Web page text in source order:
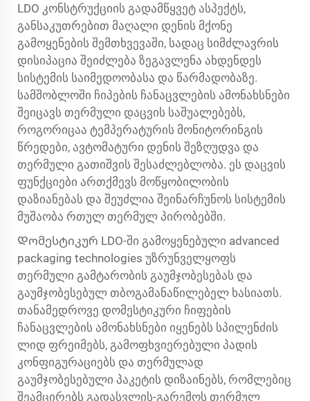
LDO კონსტრუქციის გადამწყვეტ ასპექტს,
განსაკუთრებით მაღალი დენის მქონე
გამოყენების შემთხვევაში, სადაც სიმძლავრის
დისიპაცია შეიძლება ზეგავლენა ახდენდეს
სისტემის საიმედოობასა და წარმადობაზე.
სამშობლოში ჩიპების ჩანაცვლების ამონახსნები
შეიცავს თერმული დაცვის საშუალებებს,
როგორიცაა ტემპერატურის მონიტორინგის
წრედები, ავტომატური დენის შეზღუდვა და
თერმული გათიშვის შესაძლებლობა. ეს დაცვის
ფუნქციები ართქმევს მოწყობილობის
დაზიანებას და შეუძლია შეინარჩუნოს სისტემის
მუშაობა რთულ თერმულ პირობებში.
Დომესტიკურ LDO-ში გამოყენებული advanced
packaging technologies უზრუნველყოფს
თერმული გამტარობის გაუმჯობესებას და
გაუმჯობესებულ თბოგამანაწილებელ ხასიათს.
თანამედროვე დომესტიკური ჩიფების
ჩანაცვლების ამონახსნები იყენებს სპილენძის
ლიდ ფრეიმებს, გამოფხვიერებული პადის
კონფიგურაციებს და თერმულად
გაუმჯობესებული პაკეტის დიზაინებს, რომლებიც
შეამცირებს გადასვლის-გარემოს თერმულ